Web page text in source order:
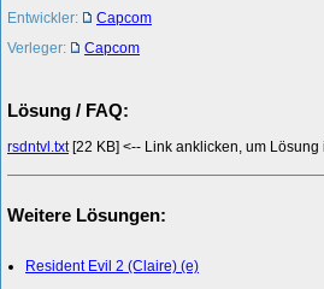
Entwickler:
Capcom
Verleger:
Capcom
Lösung / FAQ:
rsdntvl.txt[22 KB] <-- Link anklicken, um Lösung
Weitere Lösungen:
Resident Evil 2 (Claire) (e)